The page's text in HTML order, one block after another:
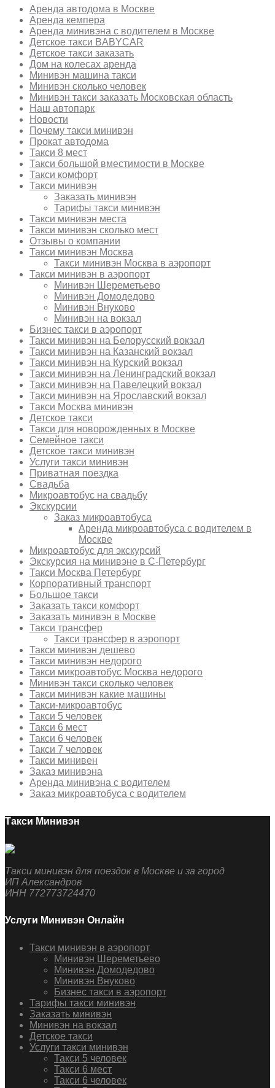
Аренда автодома в Москве
Аренда кемпера
Аренда минивэна с водителем в Москве
Детское такси BABYCAR
Детское такси заказать
Дом на колесах аренда
Минивэн машина такси
Минивэн сколько человек
Минивэн такси заказать Московская область
Наш автопарк
Новости
Почему такси минивэн
Прокат автодома
Такси 8 мест
Такси большой вместимости в Москве
Такси комфорт
Такси минивэн
Заказать минивэн
Тарифы такси минивэн
Такси минивэн места
Такси минивэн сколько мест
Отзывы о компании
Такси минивэн Москва
Такси минивэн Москва в аэропорт
Такси минивэн в аэропорт
Минивэн Шереметьево
Минивэн Домодедово
Минивэн Внуково
Минивэн на вокзал
Бизнес такси в аэропорт
Такси минивэн на Белорусский вокзал
Такси минивэн на Казанский вокзал
Такси минивэн на Курский вокзал
Такси минивэн на Ленинградский вокзал
Такси минивэн на Павелецкий вокзал
Такси минивэн на Ярославский вокзал
Такси Москва минивэн
Детское такси
Такси для новорожденных в Москве
Семейное такси
Детское такси минивэн
Услуги такси минивэн
Приватная поездка
Свадьба
Микроавтобус на свадьбу
Экскурсии
Заказ микроавтобуса
Аренда микроавтобуса с водителем в
Москве
Микроавтобус для экскурсий
Экскурсия на минивэне в С-Петербург
Такси Москва Петербург
Корпоративный транспорт
Большое такси
Заказать такси комфорт
Заказать минивэн в Москве
Такси трансфер
Такси трансфер в аэропорт
Такси минивэн дешево
Такси минивэн недорого
Такси микроавтобус Москва недорого
Минивэн такси сколько человек
Такси минивэн какие машины
Такси-микроавтобус
Такси 5 человек
Такси 6 мест
Такси 6 человек
Такси 7 человек
Такси минивен
Заказ минивэна
Аренда минивэна с водителем
Заказ микроавтобуса с водителем
Такси Минивэн
Такси минивэн для поездок в Москве и за город
ИП Александров
ИНН 772773724470
Услуги Минивэн Онлайн
Такси минивэн в аэропорт
Минивэн Шереметьево
Минивэн Домодедово
Минивэн Внуково
Бизнес такси в аэропорт
Тарифы такси минивэн
Заказать минивэн
Минивэн на вокзал
Детское такси
Услуги такси минивэн
Такси 5 человек
Такси 6 мест
Такси 6 человек